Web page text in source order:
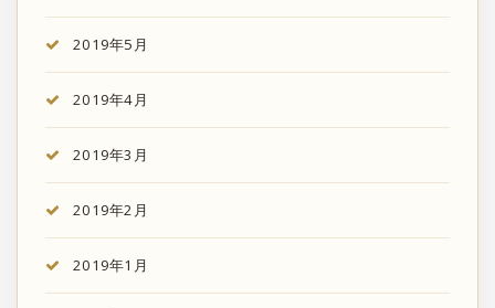
2019年5月
2019年4月
2019年3月
2019年2月
2019年1月